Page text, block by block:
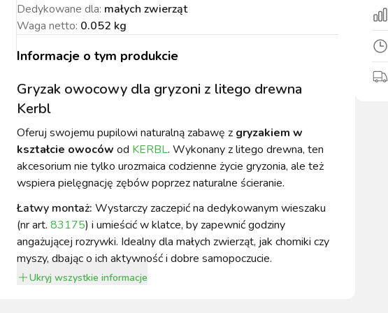
I
ARTYKUŁY
DO
DLA
KONIA
PAKUJEMY SIĘ NA
ZWALCZANIE
MUCHY W STAJNI.
STOP
NOWOŚCI KERBL
2022
ROŚLIN
DO
URZĄDZENIA
POMIAROWE
WETERYNARIA
PSY KOTY
Dedykowane dla: małych zwierząt
Waga netto: 0.052 kg
Informacje o tym produkcie
Gryzak owocowy dla gryzoni z litego drewna
Kerbl
Oferuj swojemu pupilowi naturalną zabawę z gryzakiem w
kształcie owoców od KERBL. Wykonany z litego drewna, ten
akcesorium nie tylko urozmaica codzienne życie gryzonia, ale też
wspiera pielęgnację zębów poprzez naturalne ścieranie.
Łatwy montaż: Wystarczy zaczepić na dedykowanym wieszaku
(nr art. 83175) i umieścić w klatce, by zapewnić godziny
angażującej rozrywki. Idealny dla małych zwierząt, jak chomiki czy
myszy, dbając o ich aktywność i dobre samopoczucie.
Ukryj wszystkie informacje